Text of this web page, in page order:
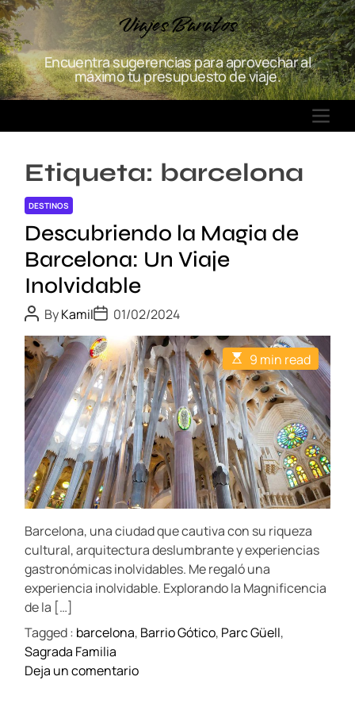
S
k
i
p
t
o
Viajes Baratos
Encuentra sugerencias para aprovechar al
máximo tu presupuesto de viaje.
M
E
Etiqueta: barcelona
DESTINOS
Descubriendo la Magia de
Barcelona: Un Viaje
Inolvidable
P
o
s
t
A
u
t
h
o
r
ByKamilP
o
s
t
D
a
t
e
01/02/2024
E
s
t
i
m
a
t
e
d
r
e
a
d
i
m
e
9 min read
Barcelona, una ciudad que cautiva con su riqueza
cultural, arquitectura deslumbrante y experiencias
gastronómicas inolvidables. Me regaló una
experiencia inolvidable. Explorando la Magnificencia
de la […]
Tagged : barcelona, Barrio Gótico, Parc Güell,
Sagrada Familia
Deja un comentarioo